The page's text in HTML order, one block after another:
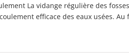
La vidange régulière des
efficace des eaux usées.